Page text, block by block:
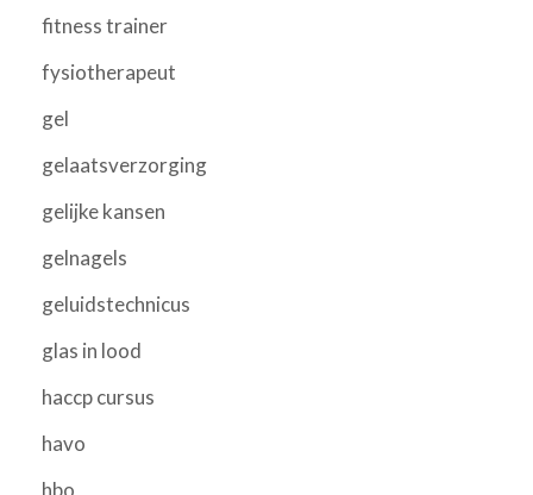
fitness trainer
fysiotherapeut
gel
gelaatsverzorging
gelijke kansen
gelnagels
geluidstechnicus
glas in lood
haccp cursus
havo
hbo